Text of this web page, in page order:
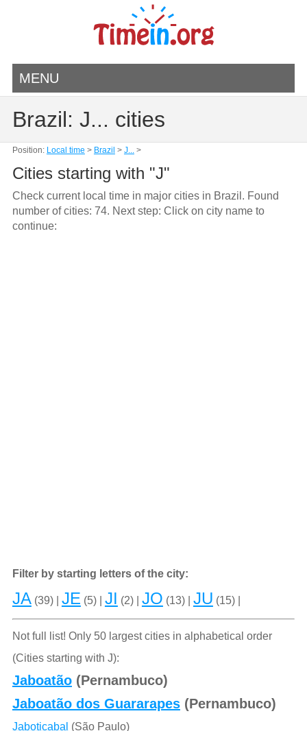
MENU
Brazil: J... cities
Position: Local time > Brazil > J...>
Cities starting with "J"
Check current local time in major cities in Brazil. Found
number of cities: 74. Next step: Click on city name to
continue:
Filter by starting letters of the city:
JA(39) | JE (5) | JI (2) | JO (13) | JU (15) |
Not full list! Only 50 largest cities in alphabetical order
(Cities starting with J):
Jaboatão(Pernambuco)
Jaboatão dos Guararapes(Pernambuco)
Jaboticabal (São Paulo)